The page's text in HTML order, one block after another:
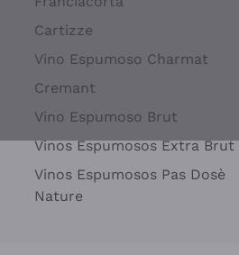
Cartizze
Vino Espumoso Charmat
Cremant
Vino Espumoso Brut
Vinos Espumosos Extra Brut
Vinos Espumosos Pas Dosè
Nature